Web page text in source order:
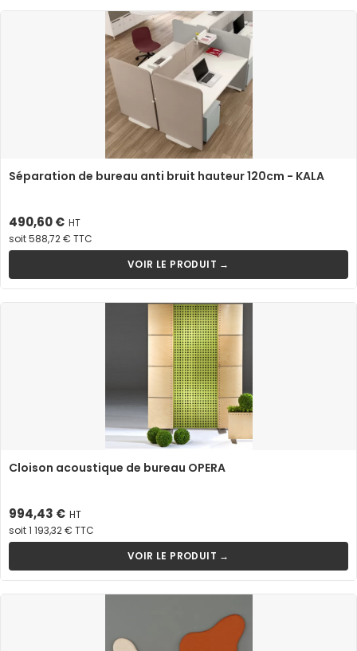
Séparation de bureau anti bruit hauteur 120cm - KALA
Prix
490,60 € HT
soit 588,72 € TTC
VOIR LE PRODUIT →
Cloison acoustique de bureau OPERA
Prix
994,43 € HT
soit 1 193,32 € TTC
VOIR LE PRODUIT →